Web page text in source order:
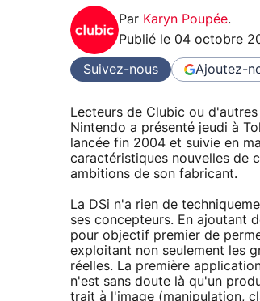
Par Karyn Poupée.
Publié le 04 octobre
Suivez-nous Ajoutez-
Lecteurs de Clubic ou
Nintendo a présenté jeudi à
lancée fin 2004 et suivie en
caractéristiques nouvelles de
ambitions de son fabricant.
La DSi n'a rien de
ses concepteurs. En ajoutant
pour objectif premier de
exploitant non seulement les
réelles. La première
n'est sans doute là qu'un
trait à l'image (manipulation,